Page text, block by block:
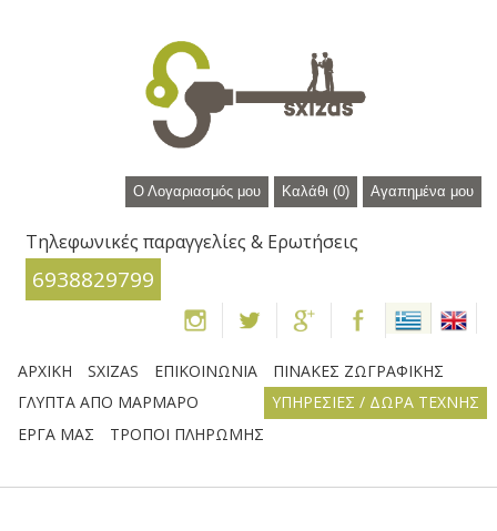
Ο Λογαριασμός μου Καλάθι(0) Αγαπημένα μου
Τηλεφωνικές παραγγελίες & Ερωτήσεις
6938829799
ΑΡΧΙΚΗ SXIZAS ΕΠΙΚΟΙΝΩΝΙΑ
ΠΙΝΑΚΕΣ ΖΩΓΡΑΦΙΚΗΣ
ΓΛΥΠΤΑ ΑΠΟ ΜΑΡΜΑΡΟ
ΥΠΗΡΕΣΙΕΣ / ΔΩΡΑ ΤΕΧΝΗΣ
ΕΡΓΑ ΜΑΣ
ΤΡΟΠΟΙ ΠΛΗΡΩΜΗΣ